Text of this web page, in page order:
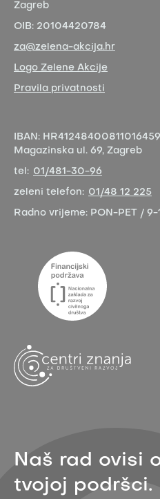
Zagreb
OIB: 20104420784
za@zelena-akcija.hr
Logo Zelene Akcije
Pravila privatnosti
IBAN:
Magazinska ul. 69, Zagreb
tel: 01/481-30-96
zeleni telefon: 01/48 12 225
Radno vrijeme: PON-PET / 9-
Naš rad ovisi
tvojoj podršci.